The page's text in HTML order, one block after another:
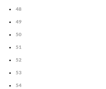
48
49
50
51
52
53
54